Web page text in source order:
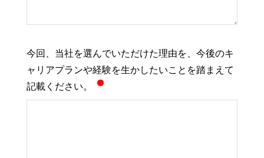
今回、当社を選んでいただけた理由を、今後のキ
ャリアプランや経験を生かしたいことを踏まえて
記載ください。